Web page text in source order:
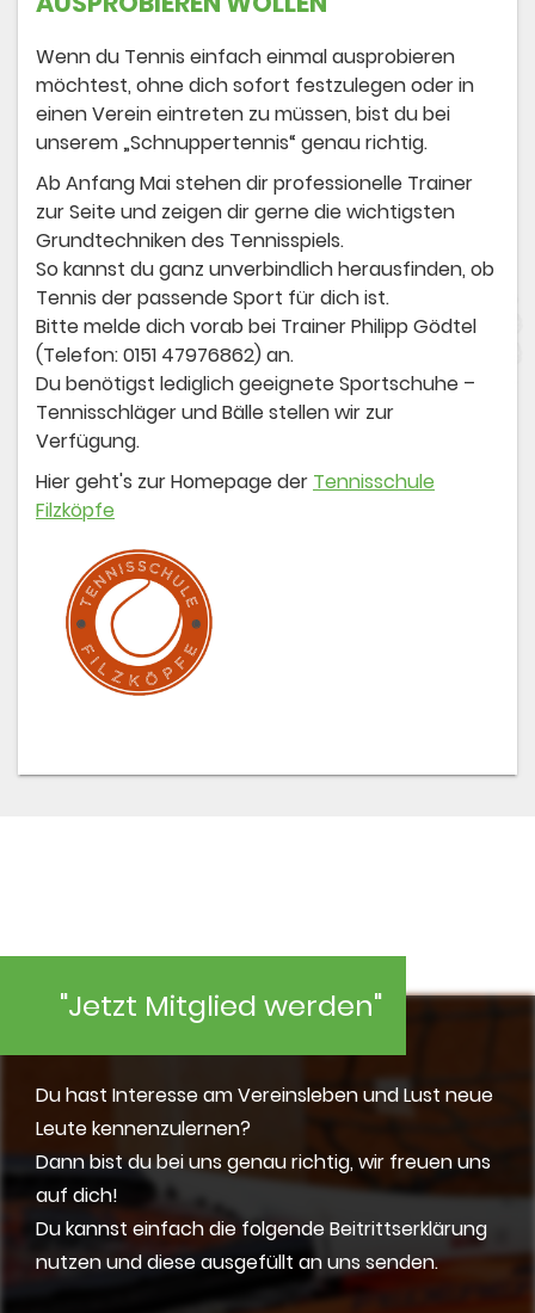
Wenn du Tennis einfach einmal ausprobieren
möchtest, ohne dich sofort festzulegen oder in
einen Verein eintreten zu müssen, bist du bei
unserem „Schnuppertennis“ genau richtig.
Ab Anfang Mai stehen dir professionelle Trainer
zur Seite und zeigen dir gerne die wichtigsten
Grundtechniken des Tennisspiels.
So kannst du ganz unverbindlich herausfinden, ob
Tennis der passende Sport für dich ist.
Bitte melde dich vorab bei Trainer Philipp Gödtel
(Telefon: 0151 47976862) an.
Du benötigst lediglich geeignete Sportschuhe –
Tennisschläger und Bälle stellen wir zur
Verfügung.
Hier geht's zur Homepage der Tennisschule
Filzköpfe
"Jetzt Mitglied werden"
Du hast Interesse am Vereinsleben und Lust neue
Leute kennenzulernen?
Dann bist du bei uns genau richtig, wir freuen uns
auf dich!
Du kannst einfach die folgende Beitrittserklärung
nutzen und diese ausgefüllt an uns senden.